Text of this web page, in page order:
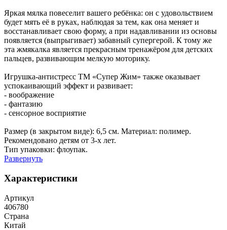
Яркая мялка повеселит вашего ребёнка: он с удовольствием
будет мять её в руках, наблюдая за тем, как она меняет и
восстанавливает свою форму, а при надавливании из основы
появляется (выпрыгивает) забавный супергерой. К тому же
эта жмякалка является прекрасным тренажёром для детских
пальцев, развивающим мелкую моторику.
Игрушка-антистресс ТМ «Супер Жим» также оказывает
успокаивающий эффект и развивает:
- воображение
- фантазию
- сенсорное восприятие
Размер (в закрытом виде): 6,5 см. Материал: полимер.
Рекомендовано детям от 3-х лет.
Тип упаковки: флоупак.
Развернуть
Характеристики
Артикул
406780
Страна
Китай